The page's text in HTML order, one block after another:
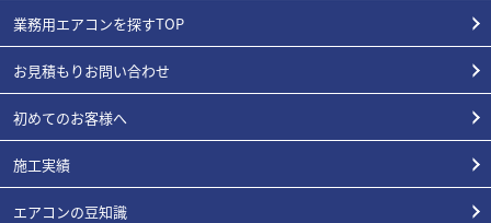
業務用エアコンを探すTOP
お見積もりお問い合わせ
初めてのお客様へ
施工実績
エアコンの豆知識